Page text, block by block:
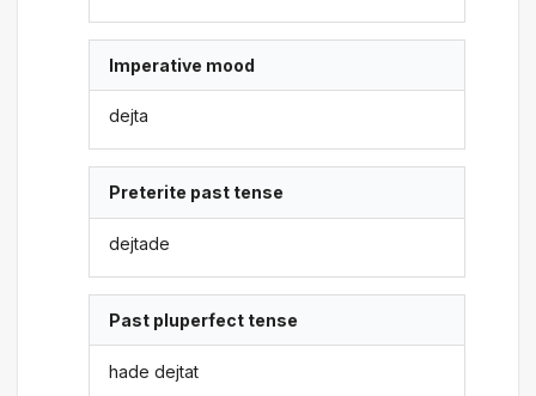
Imperative mood
dejta
Preterite past tense
dejtade
Past pluperfect tense
hade dejtat